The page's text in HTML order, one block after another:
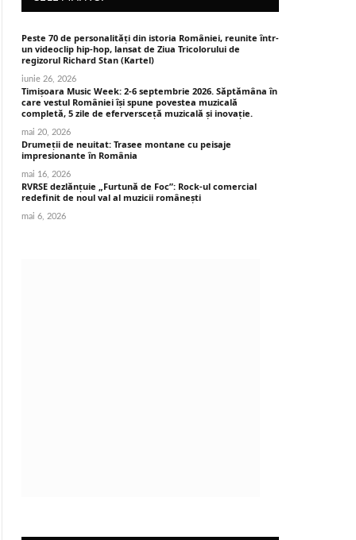
Peste 70 de personalități din istoria României, reunite într-
un videoclip hip-hop, lansat de Ziua Tricolorului de
regizorul Richard Stan (Kartel)
iunie 26, 2026
Timișoara Music Week: 2-6 septembrie 2026. Săptămâna în
care vestul României își spune povestea muzicală
completă, 5 zile de eferversceță muzicală și inovație.
mai 20, 2026
Drumeții de neuitat: Trasee montane cu peisaje
impresionante în România
mai 16, 2026
RVRSE dezlănțuie „Furtună de Foc”: Rock-ul comercial
redefinit de noul val al muzicii românești
mai 6, 2026